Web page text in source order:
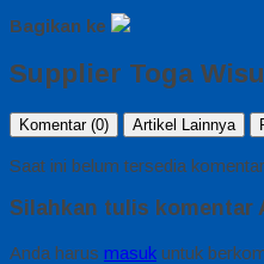
Bagikan ke
Supplier Toga
Komentar (0) Artikel Lainnya
Saat ini belum tersedia
Silahkan tulis komentar
Anda harus masuk untuk